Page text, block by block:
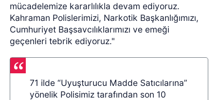
mücadelemize kararlılıkla devam ediyoruz.
Kahraman Polislerimizi, Narkotik Başkanlığımızı,
Cumhuriyet Başsavcılıklarımızı ve emeği
geçenleri tebrik ediyoruz."
71 ilde “Uyuşturucu Madde Satıcılarına”
yönelik Polisimiz tarafından son 10